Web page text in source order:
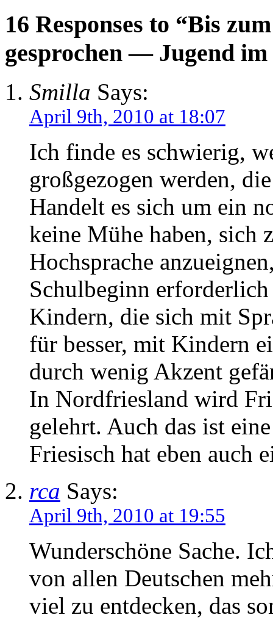
16 Responses to “Bis
gesprochen — Jugend
Smilla Says:
April 9th, 2010 at 18:07
Ich finde es schwierig,
großgezogen werden,
Handelt es sich um ein
keine Mühe haben, sich
Hochsprache
Schulbeginn
Kindern, die sich mit
für besser, mit Kindern
durch wenig Akzent
In Nordfriesland wird
gelehrt. Auch das ist
Friesisch hat eben
rca Says:
April 9th, 2010 at 19:55
Wunderschöne Sache.
von allen Deutschen
viel zu entdecken, das